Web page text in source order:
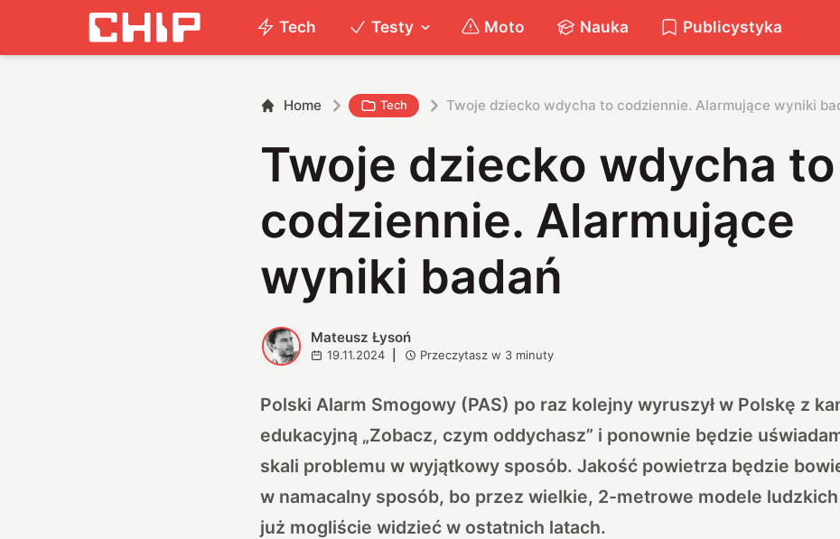
Tech Testy Moto Nauka Publicystyka
Home Tech Twoje dziecko wdycha to codziennie. Alarmujące wyniki
Twoje dziecko wdycha to
codziennie. Alarmujące
wyniki badań
M Mateusz Łysoń
19.11.2024 Przeczytasz w 3 minuty
Polski Alarm Smogowy (PAS) po raz kolejny wyruszył w Polskę z
edukacyjną „Zobacz, czym oddychasz” i ponownie będzie
skali problemu w wyjątkowy sposób. Jakość powietrza będzie
w namacalny sposób, bo przez wielkie, 2-metrowe modele ludzkich
już mogliście widzieć w ostatnich latach.